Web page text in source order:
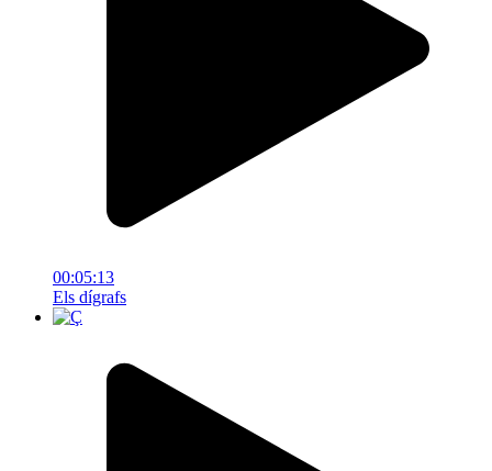
00:05:13
Els dígrafs